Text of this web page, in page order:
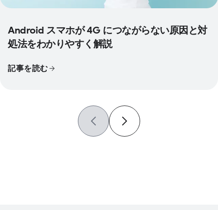
Android スマホが 4G につながらない原因と対
処法をわかりやすく解説
記事を読む